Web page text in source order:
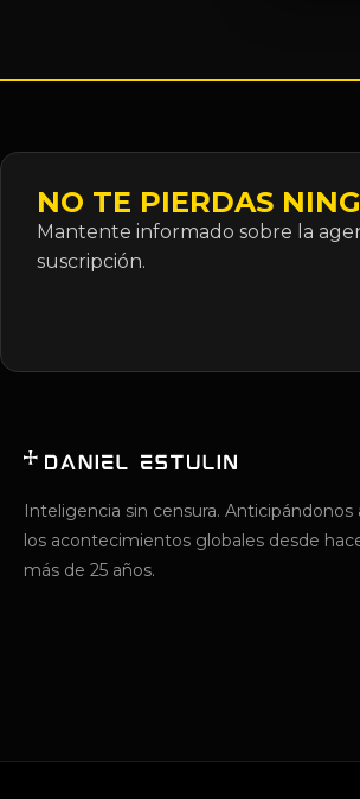
NO TE PIERDAS
Mantente informado sobre la
suscripción.
Inteligencia sin censura. Anticipándonos
los acontecimientos globales desde
más de 25 años.